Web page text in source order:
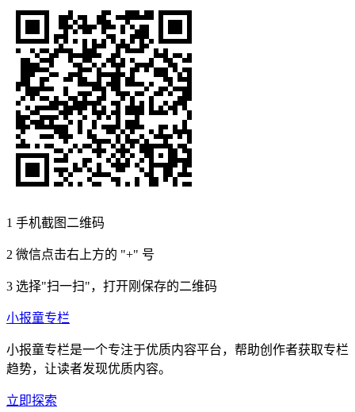
1 手机截图二维码
2 微信点击右上方的 "+" 号
3 选择"扫一扫"，打开刚保存的二维码
小报童专栏
小报童专栏是一个专注于优质内容平台，帮助创作者获取专栏
趋势，让读者发现优质内容。
立即探索